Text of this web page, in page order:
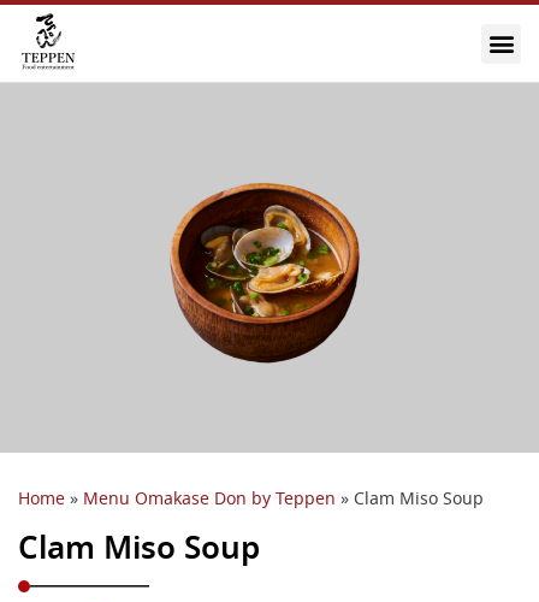
Home » Menu Omakase Don by Teppen » Clam Miso Soup
Clam Miso Soup